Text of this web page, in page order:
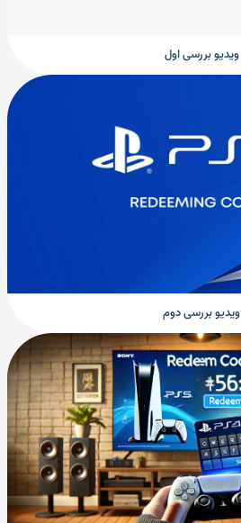
ویدیو بررسی اول
ویدیو بررسی دوم